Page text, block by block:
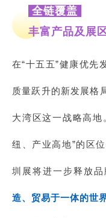
全链覆盖
丰富产品及展
在“十五五”健康优先
质量跃升的新发展格
大湾区这一战略高地
纽、产业高地”的区
圳展将进一步释放
造、贸易于一体的世